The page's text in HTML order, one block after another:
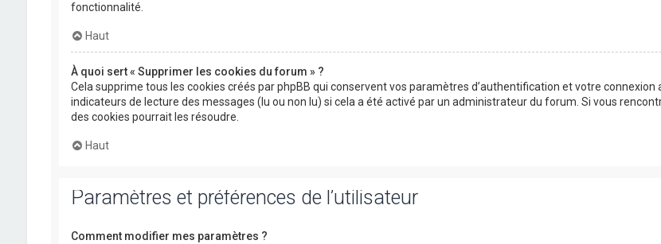
fonctionnalité.
Haut
À quoi sert « Supprimer les cookies du forum » ?
Cela supprime tous les cookies créés par phpBB qui conservent vos paramètres d’authentification et votre
indicateurs de lecture des messages (lu ou non lu) si cela a été activé par un administrateur du forum. Si vous
des cookies pourrait les résoudre.
Haut
Paramètres et préférences de l’utilisateur
Comment modifier mes paramètres ?